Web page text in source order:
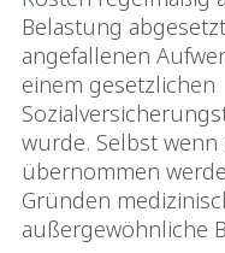
Belastung
angefallenen
einem gesetzlichen
wurde. Selbst
übernommen
Gründen
außergewöhnliche